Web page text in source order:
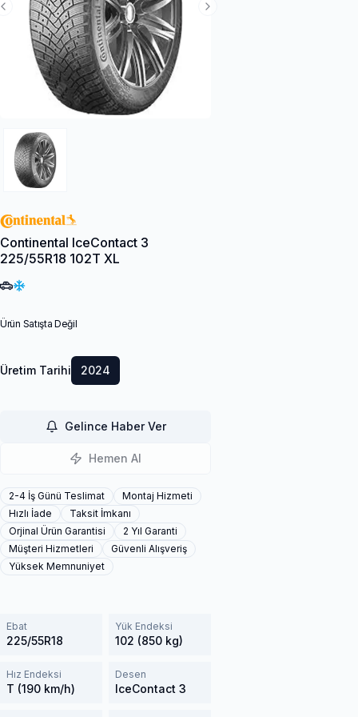
Next Slide
Previous Slide
Continental IceContact 3
225/55R18 102T XL
Ürün Satışta Değil
Üretim Tarihi 2024
Gelince Haber Ver
Hemen Al
2-4 İş Günü Teslimat
Montaj Hizmeti
Hızlı İade
Taksit İmkanı
Orjinal Ürün Garantisi
2 Yıl Garanti
Müşteri Hizmetleri
Güvenli Alışveriş
Yüksek Memnuniyet
Ebat
225/55R18
Yük Endeksi
102 (850 kg)
Hız Endeksi
T (190 km/h)
Desen
IceContact 3